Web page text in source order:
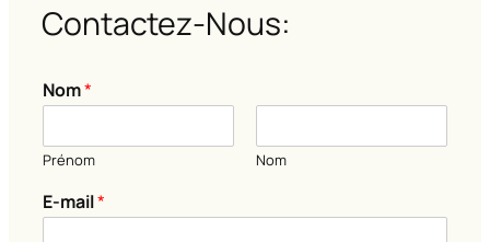
Contactez-Nous:
Nom*
Prénom Nom
m
e
E-mail*